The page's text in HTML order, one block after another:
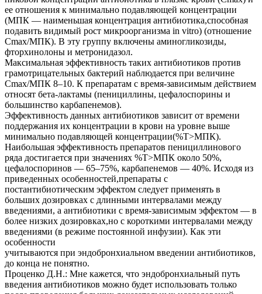
ее отношения к минимально подавляющей концентрации
(МПК — наименьшая концентрация антибиотика,способная
подавить видимый рост микроорганизма in vitro) (отношение
Сmax/МПК). В эту группу включены аминогликозиды,
фторхинолоны и метронидазол.
Максимальная эффективность таких антибиотиков против
грамотрицательных бактерий наблюдается при величине
Cmах/МПК 8–10. К препаратам с время-зависимым действием
относят бета-лактамы (пенициллины, цефалоспорины и
большинство карбапенемов).
Эффективность данных антибиотиков зависит от времени
поддержания их концентрации в крови на уровне выше
минимально подавляющей концентрации(%T>МПК).
Наибольшая эффективность препаратов пенициллинового
ряда достигается при значениях %T>МПК около 50%,
цефалоспоринов — 65–75%, карбапенемов — 40%. Исходя из
приведенных особенностей,препараты с
постантибиотическим эффектом следует применять в
больших дозировках с длинными интервалами между
введениями, а антибиотики с время-зависимым эффектом — в
более низких дозировках,но с короткими интервалами между
введениями (в режиме постоянной инфузии). Как эти
особенности
учитываются при эндобронхиальном введении антибиотиков,
до конца не понятно.
Проценко Д.Н.: Мне кажется, что эндобронхиальный путь
введения антибиотиков можно будет использовать только